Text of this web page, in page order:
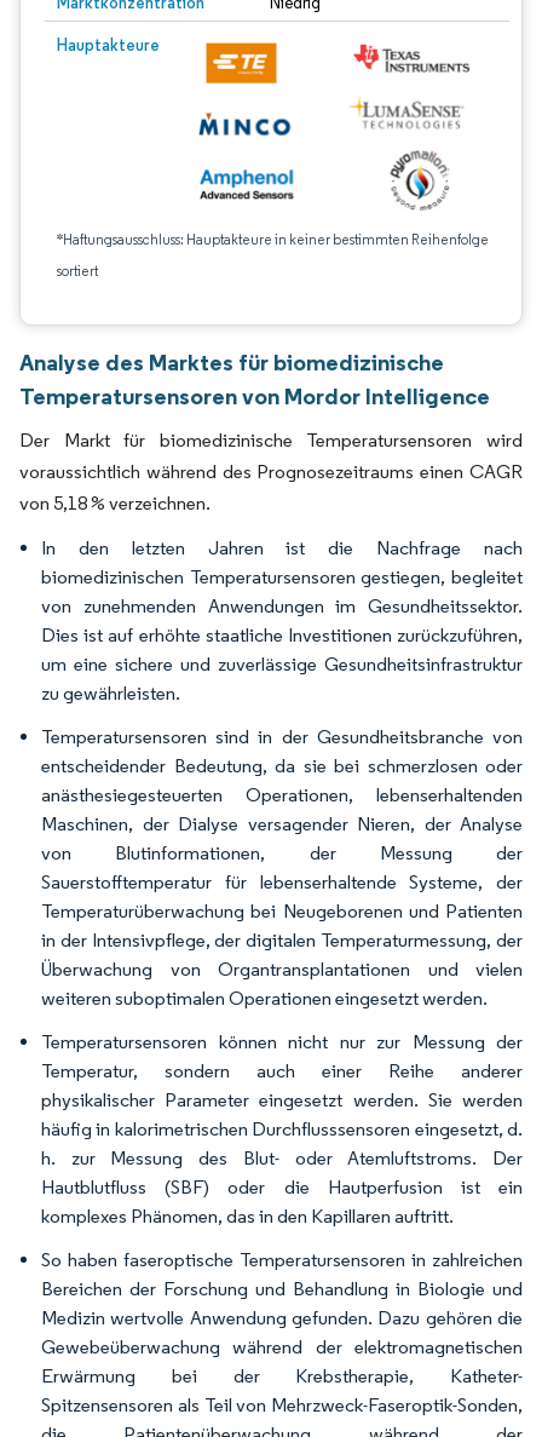
Hauptakteure
*Haftungsausschluss: Hauptakteure in keiner bestimmten Reihenfolge
sortiert
Analyse des Marktes für biomedizinische
Temperatursensoren von Mordor Intelligence
Der Markt für biomedizinische Temperatursensoren wird
voraussichtlich während des Prognosezeitraums einen CAGR
von 5,18 % verzeichnen.
In den letzten Jahren ist die Nachfrage nach
biomedizinischen Temperatursensoren gestiegen, begleitet
von zunehmenden Anwendungen im Gesundheitssektor.
Dies ist auf erhöhte staatliche Investitionen zurückzuführen,
um eine sichere und zuverlässige Gesundheitsinfrastruktur
zu gewährleisten.
Temperatursensoren sind in der Gesundheitsbranche von
entscheidender Bedeutung, da sie bei schmerzlosen oder
anästhesiegesteuerten Operationen, lebenserhaltenden
Maschinen, der Dialyse versagender Nieren, der Analyse
von Blutinformationen, der Messung der
Sauerstofftemperatur für lebenserhaltende Systeme, der
Temperaturüberwachung bei Neugeborenen und Patienten
in der Intensivpflege, der digitalen Temperaturmessung, der
Überwachung von Organtransplantationen und vielen
weiteren suboptimalen Operationen eingesetzt werden.
Temperatursensoren können nicht nur zur Messung der
Temperatur, sondern auch einer Reihe anderer
physikalischer Parameter eingesetzt werden. Sie werden
häufig in kalorimetrischen Durchflusssensoren eingesetzt, d.
h. zur Messung des Blut- oder Atemluftstroms. Der
Hautblutfluss (SBF) oder die Hautperfusion ist ein
komplexes Phänomen, das in den Kapillaren auftritt.
So haben faseroptische Temperatursensoren in zahlreichen
Bereichen der Forschung und Behandlung in Biologie und
Medizin wertvolle Anwendung gefunden. Dazu gehören die
Gewebeüberwachung während der elektromagnetischen
Erwärmung bei der Krebstherapie, Katheter-
Spitzensensoren als Teil von Mehrzweck-Faseroptik-Sonden,